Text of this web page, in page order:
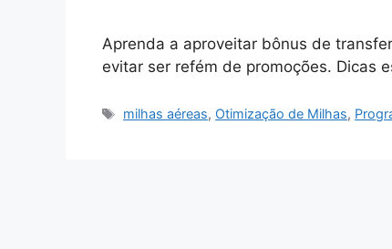
Aprenda a aproveitar bônus de
evitar ser refém de promoções. Dicas
Tags
milhas aéreas, Otimização de Milhas,